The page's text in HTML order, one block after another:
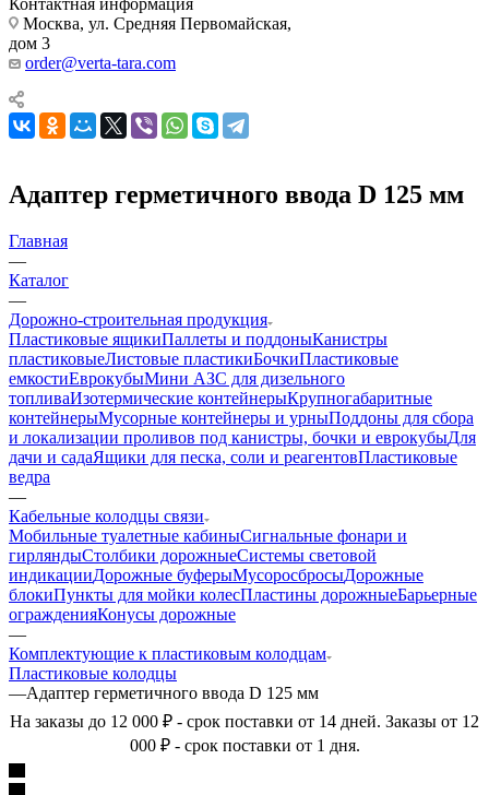
Контактная информация
Москва, ул. Средняя Первомайская,
дом 3
order@verta-tara.com
Адаптер герметичного ввода D 125 мм
Главная
—
Каталог
—
Дорожно-строительная продукция
Пластиковые ящикиПаллеты и поддоныКанистры
пластиковыеЛистовые пластикиБочкиПластиковые
емкостиЕврокубыМини АЗС для дизельного
топливаИзотермические контейнерыКрупногабаритные
контейнерыМусорные контейнеры и урныПоддоны для сбора
и локализации проливов под канистры, бочки и еврокубыДля
дачи и садаЯщики для песка, соли и реагентовПластиковые
ведра
—
Кабельные колодцы связи
Мобильные туалетные кабиныСигнальные фонари и
гирляндыСтолбики дорожныеСистемы световой
индикацииДорожные буферыМусоросбросыДорожные
блокиПункты для мойки колесПластины дорожныеБарьерные
огражденияКонусы дорожные
—
Комплектующие к пластиковым колодцам
Пластиковые колодцы
—Адаптер герметичного ввода D 125 мм
На заказы до 12 000 ₽ - срок поставки от 14 дней. Заказы от 12
000 ₽ - срок поставки от 1 дня.